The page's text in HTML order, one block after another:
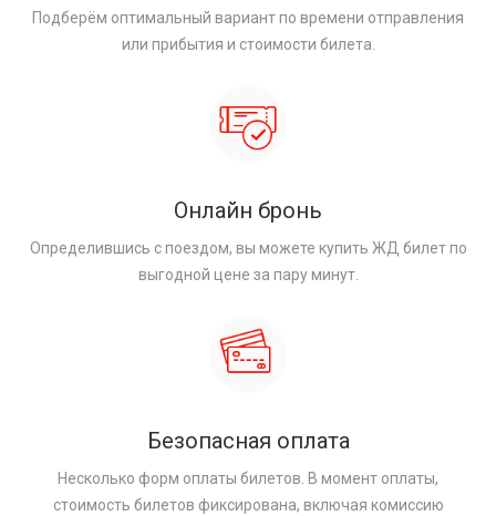
Подберём оптимальный вариант по времени отправления
или прибытия и стоимости билета.
Онлайн бронь
Определившись с поездом, вы можете купить ЖД билет по
выгодной цене за пару минут.
Безопасная оплата
Несколько форм оплаты билетов. В момент оплаты,
стоимость билетов фиксирована, включая комиссию